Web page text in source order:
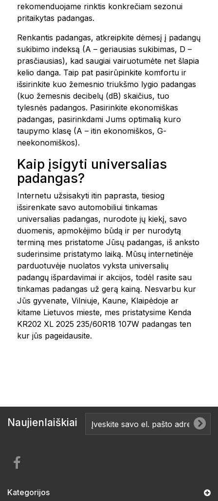
rekomenduojame rinktis konkrečiam sezonui
pritaikytas padangas.
Renkantis padangas, atkreipkite dėmesį į padangų
sukibimo indeksą (A – geriausias sukibimas, D –
prasčiausias), kad saugiai vairuotumėte net šlapia
kelio danga. Taip pat pasirūpinkite komfortu ir
išsirinkite kuo žemesnio triukšmo lygio padangas
(kuo žemesnis decibelų (dB) skaičius, tuo
tylesnės padangos. Pasirinkite ekonomiškas
padangas, pasirinkdami Jums optimalią kuro
taupymo klasę (A – itin ekonomiškos, G-
neekonomiškos).
Kaip įsigyti universalias
padangas?
Internetu užsisakyti itin paprasta, tiesiog
išsirenkate savo automobiliui tinkamas
universalias padangas, nurodote jų kiekį, savo
duomenis, apmokėjimo būdą ir per nurodytą
terminą mes pristatome Jūsų padangas, iš anksto
suderinsime pristatymo laiką. Mūsų internetinėje
parduotuvėje nuolatos vyksta universalių
padangų išpardavimai ir akcijos, todėl rasite sau
tinkamas padangas už gerą kainą. Nesvarbu kur
Jūs gyvenate, Vilniuje, Kaune, Klaipėdoje ar
kitame Lietuvos mieste, mes pristatysime Kenda
KR202 XL 2025 235/60R18 107W padangas ten
kur jūs pageidausite.
Naujienlaiškiai
Kategorijos